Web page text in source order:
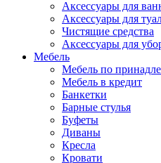
Аксессуары для
Аксессуары для
Чистящие средства
Аксессуары для
Мебель
Мебель по
Мебель в кредит
Банкетки
Барные стулья
Буфеты
Диваны
Кресла
Кровати